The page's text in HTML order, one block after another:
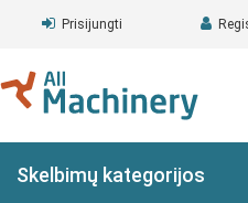
Prisijungti
Skelbimų kategorijos